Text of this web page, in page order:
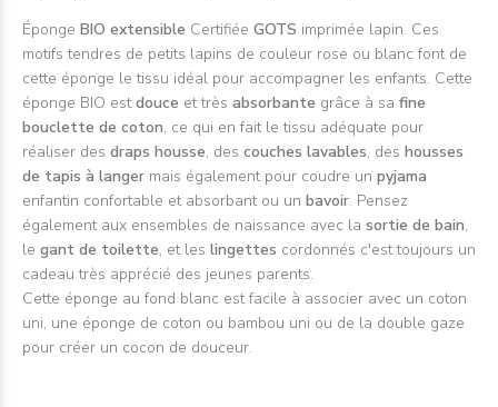
Éponge BIO extensible Certifiée GOTS imprimée lapin. Ces
motifs tendres de petits lapins de couleur rose ou blanc font de
cette éponge le tissu idéal pour accompagner les enfants. Cette
éponge BIO estdouce et très absorbante grâce à sa fine
bouclette de coton, ce qui en fait le tissu adéquate pour
réaliser des draps housse, des couches lavables, des housses
de tapis à langer mais également pour coudre un pyjama
enfantin confortable et absorbant ou un bavoir. Pensez
également aux ensembles de naissance avec la sortie de bain,
le gant de toilette, et les lingettes cordonnés c'est toujours un
cadeau très apprécié des jeunes parents.
Cette éponge au fond blanc est facile à associer avec un coton
uni, une éponge de coton ou bambou uni ou de la double gaze
pour créer un cocon de douceur.